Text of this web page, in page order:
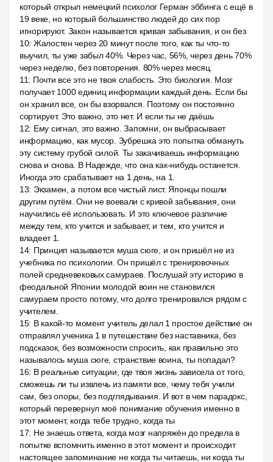
который открыл немецкий психолог Герман эббинга с ещё в
19 веке, но который большинство людей до сих пор
игнорируют. Закон называется кривая забывания, и он без
10: Жалостен через 20 минут после того, как ты что-то
выучил, ты уже забыл 40%. Через час, 56%, через день 70%
через неделю, без повторения. 80% через месяц.
11: Почти все это не твоя слабость. Это биология. Мозг
получает 1000 единиц информации каждый день. Если бы
он хранил все, он бы взорвался. Поэтому он постоянно
сортирует. Это важно, это нет. И если ты не даёшь
12: Ему сигнал, это важно. Запомни, он выбрасывает
информацию, как мусор. Зубрешка это попытка обмануть
эту систему грубой силой. Ты закачиваешь информацию
снова и снова. В Надежде, что она как-нибудь останется.
Иногда это срабатывает на 1 день, на 1.
13: Экзамен, а потом все чистый лист. Японцы пошли
другим путём. Они не воевали с кривой забывания, они
научились её использовать. И это ключевое различие
между тем, кто учится и забывает, и тем, кто учится и
владеет 1.
14: Принцип называется муша сюге, и он пришёл не из
учебника по психологии. Он пришёл с тренировочных
полей средневековых самураев. Послушай эту историю в
феодальной Японии молодой воин не становился
самураем просто потому, что долго тренировался рядом с
учителем.
15: В какой-то момент учитель делал 1 простое действие он
отправлял ученика 1 в путешествие без наставника, без
подсказок, без возможности спросить, как правильно это
называлось муша сюге, странствие воина, ты попадал?
16: В реальные ситуации, где твоя жизнь зависела от того,
сможешь ли ты извлечь из памяти все, чему тебя учили
сам, без опоры, без подглядывания. И вот в чем парадокс,
который перевернул моё понимание обучения именно в
этот момент, когда тебе трудно, когда ты
17: Не знаешь ответа, когда мозг напряжён до предела в
попытке вспомнить именно в этот момент и происходит
настоящее запоминание не когда ты читаешь, ни когда ты